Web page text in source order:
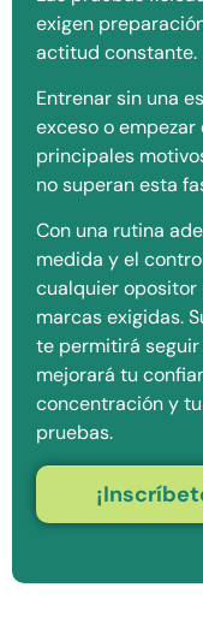
exigen
actitud constante.
Entrenar sin una
exceso o
principales
no superan esta
Con una rutina
medida y el
cualquier opositor
marcas exigidas.
te permitirá
mejorará tu
concentración y
pruebas.